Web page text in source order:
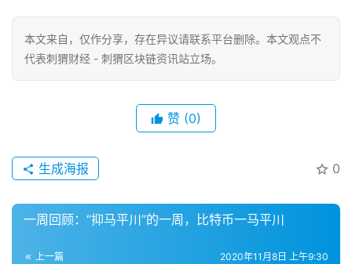
本文来自 ，仅作分享，存在异议请联系平台删除。本文观点不
代表刺猬财经 - 刺猬区块链资讯站立场。
赞 (0)
0
生成海报
一周回顾：“抑马平川”的一周，比特币一马平川
上一篇 2020年11月8日 上午9:30